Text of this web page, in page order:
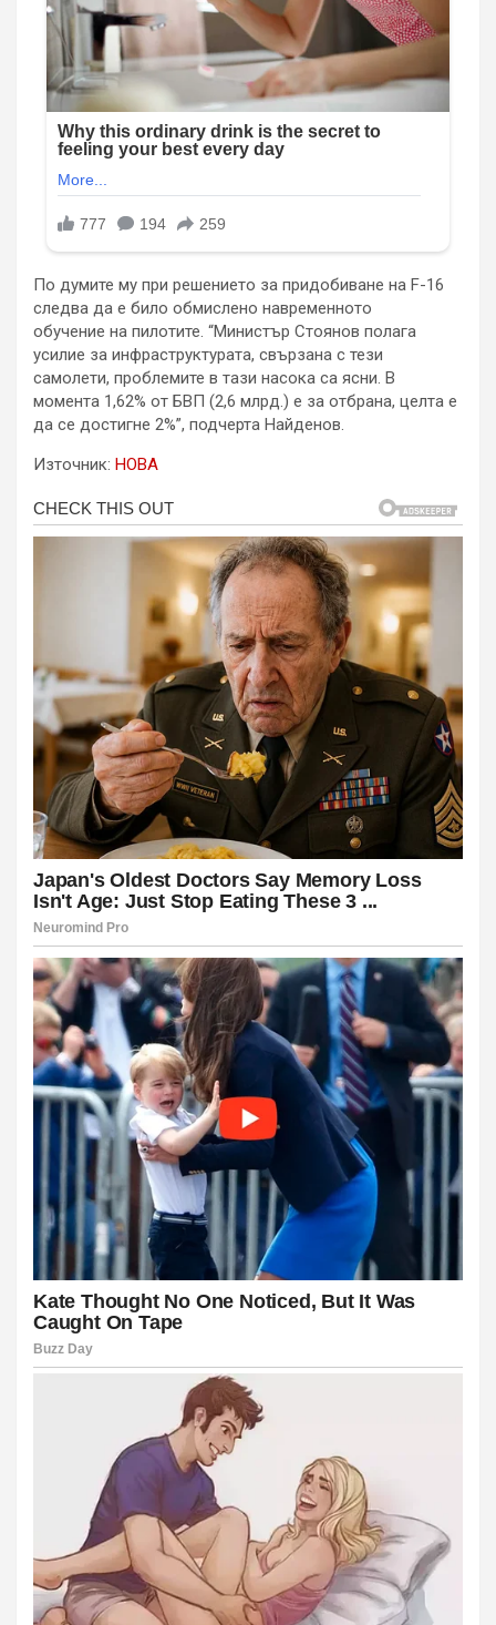
По думите му при решението за придобиване на F-16
следва да е било обмислено навременното
обучение на пилотите. “Министър Стоянов полага
усилие за инфраструктурата, свързана с тези
самолети, проблемите в тази насока са ясни. В
момента 1,62% от БВП (2,6 млрд.) е за отбрана, целта е
да се достигне 2%”, подчерта Найденов.
Източник: НОВА